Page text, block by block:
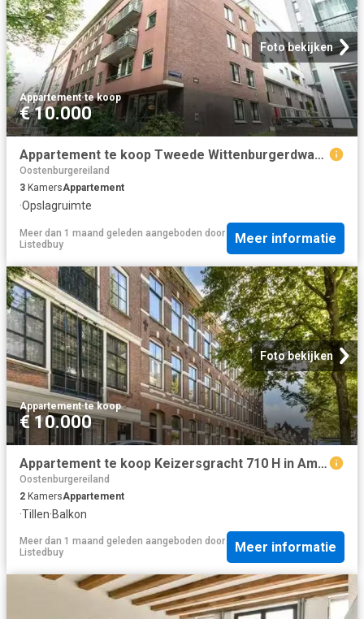
Foto bekijken
Appartement·te koop
€ 10.000
Appartement te koop Tweede Wittenburgerdwarsstraat 35 in Amste.
Oostenburgereiland
3 KamersAppartement
·Opslagruimte
Meer dan 1 maand geleden aangeboden door
Listedbuy
Meer informatie
Foto bekijken
Appartement·te koop
€ 10.000
Appartement te koop Keizersgracht 710 H in Amsterdam voor € 45.
Oostenburgereiland
2 KamersAppartement
·Tillen·Balkon
Meer dan 1 maand geleden aangeboden door
Listedbuy
Meer informatie